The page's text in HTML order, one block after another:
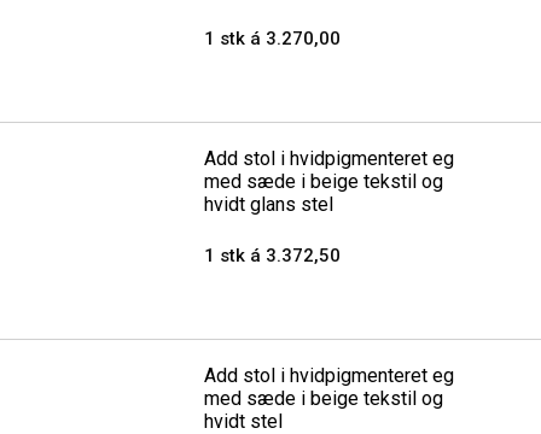
1 stk á 3.270,00
Add stol i hvidpigmenteret eg
med sæde i beige tekstil og
hvidt glans stel
1 stk á 3.372,50
Add stol i hvidpigmenteret eg
med sæde i beige tekstil og
hvidt stel